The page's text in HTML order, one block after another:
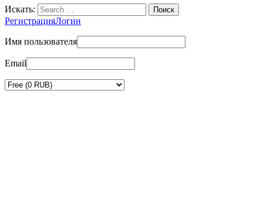
Искать:
РегистрацияЛогин
Имя пользователя
Email